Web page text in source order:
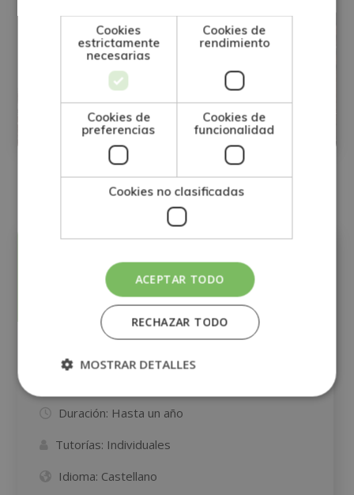
Máster en Contaminación Atmosférica
+ Máster en Contaminación Acústica
(Doble Titulación)
Matricúlate:1.580€
Matricúlate:1.580€ 395€
Duración: Hasta un año
Tutorías: Individuales
Idioma: Castellano
Cookies
estrictamente
necesarias
Cookies de
rendimiento
Cookies de
preferencias
Cookies de
funcionalidad
Cookies no clasificadas
ACEPTAR TODO
RECHAZAR TODO
MOSTRAR DETALLES